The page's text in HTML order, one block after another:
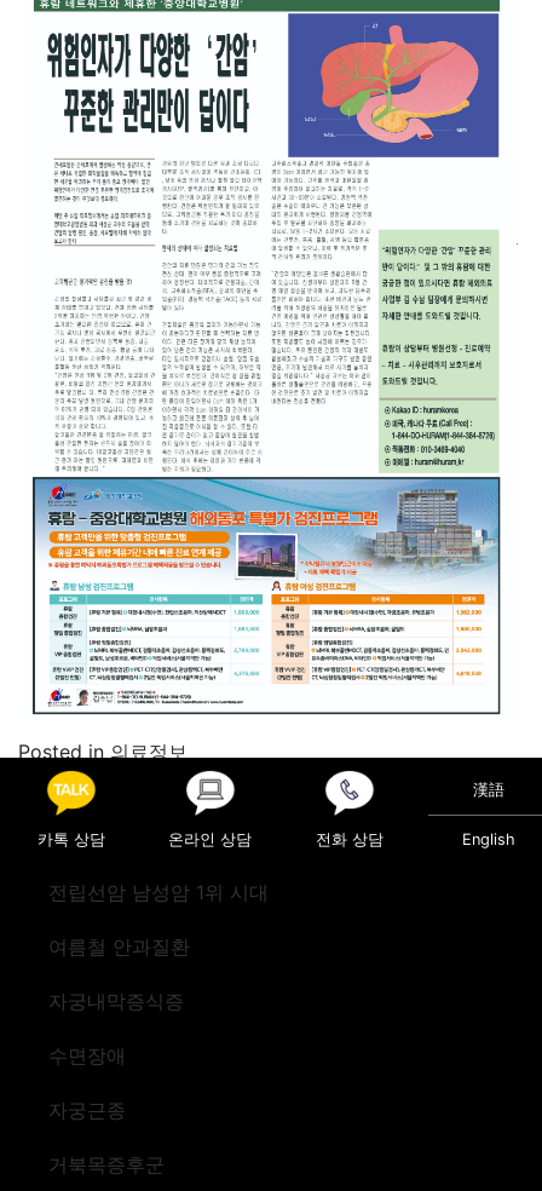
Posted in 의료정보
Post navigation
렘수면행동장애 경험하지 못했던 어지럼증
카톡 상담 온라인 상담 전화 상담
漢語
English
전립선암 남성암 1위 시대
여름철 안과질환
자궁내막증식증
수면장애
자궁근종
거북목증후군